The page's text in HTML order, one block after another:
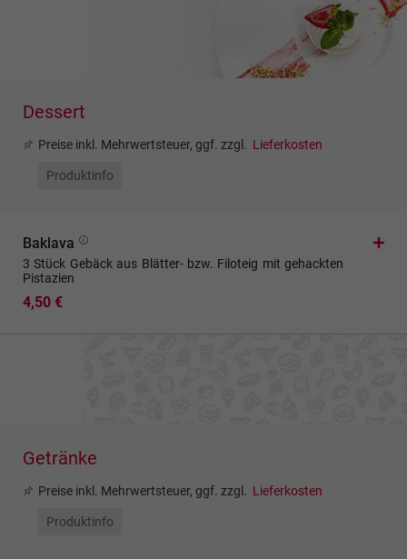
Dessert
Preise inkl. Mehrwertsteuer, ggf. zzgl. Lieferkosten
Produktinfo
Baklava
3 Stück Gebäck aus Blätter- bzw. Filoteig mit gehackten
Pistazien
4,50 €
Getränke
Preise inkl. Mehrwertsteuer, ggf. zzgl. Lieferkosten
Produktinfo